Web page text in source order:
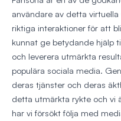
användare av detta
riktiga interaktioner för att
kunnat ge betydande hjälp
och leverera utmärkta
populära sociala media.
deras tjänster och deras
detta utmärkta rykte och vi
har vi försökt följa med